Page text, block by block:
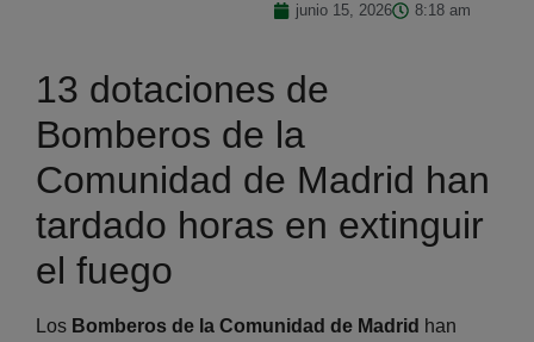
junio 15, 2026 8:18 am
13 dotaciones de
Bomberos de la
Comunidad de Madrid han
tardado horas en extinguir
el fuego
Los Bomberos de la Comunidad de Madrid han